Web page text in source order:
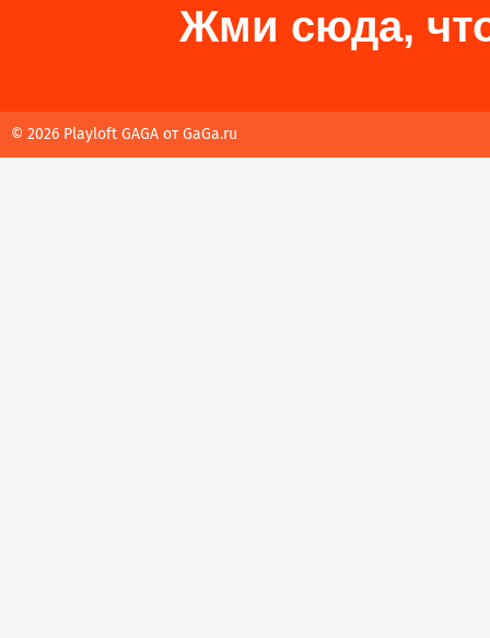
Жми сюда,
© 2026 Playloft GAGA отGaGa.ru